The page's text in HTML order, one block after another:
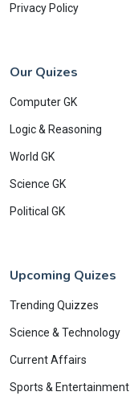
Privacy Policy
Our Quizes
Computer GK
Logic & Reasoning
World GK
Science GK
Political GK
Upcoming Quizes
Trending Quizzes
Science & Technology
Current Affairs
Sports & Entertainment